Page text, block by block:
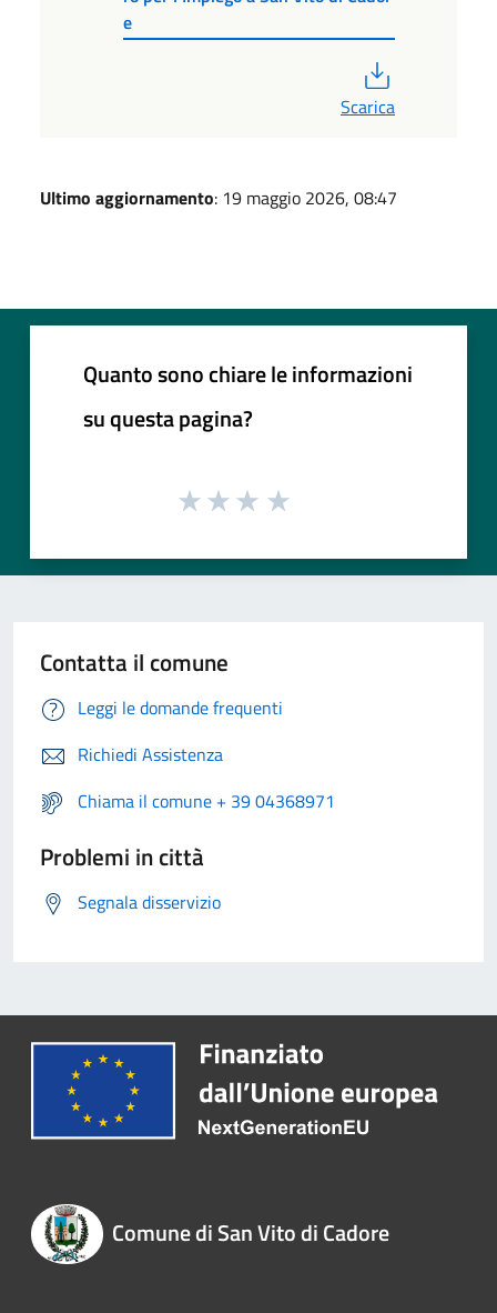
e
Scarica
Ultimo aggiornamento: 19 maggio 2026, 08:47
Quanto sono chiare le informazioni
su questa pagina?
Contatta il comune
Leggi le domande frequenti
Richiedi Assistenza
Chiama il comune + 39 04368971
Problemi in città
Segnala disservizio
Comune di San Vito di Cadore